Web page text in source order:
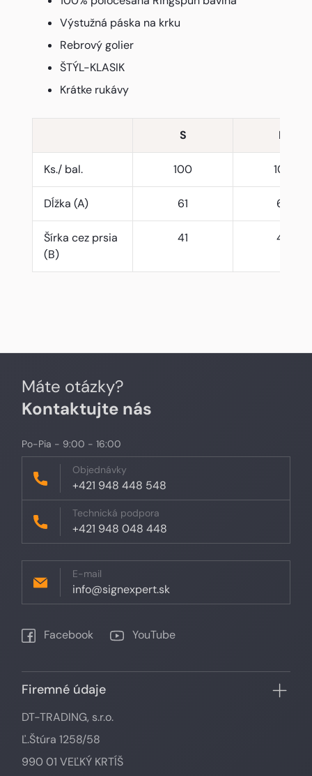
Výstužná páska na krku
Rebrový golier
ŠTÝL-KLASIK
Krátke rukávy
S M
Ks./ bal. 100 100
Dĺžka (A) 61 63
Šírka cez prsia
(B)
41 44
Máte otázky?
Kontaktujte nás
Po-Pia - 9:00 - 16:00
Objednávky
+421 948 448 548
Technická podpora
+421 948 048 448
E-mail
info@signexpert.sk
Facebook YouTube
Firemné údaje
DT-TRADING, s.r.o.
Ľ.Štúra 1258/58
990 01 VEĽKÝ KRTÍŠ